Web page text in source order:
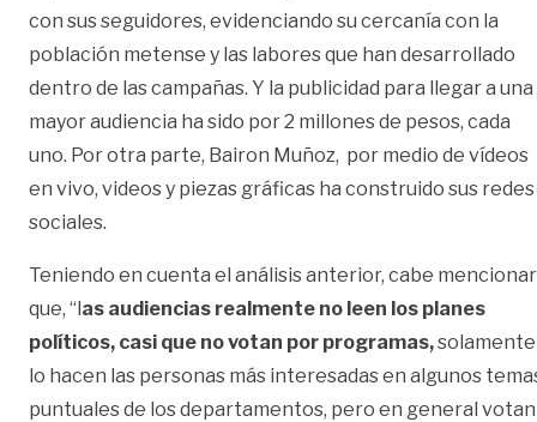
con sus seguidores, evidenciando su cercanía con la
población metense y las labores que han desarrollado
dentro de las campañas. Y la publicidad para llegar a una
mayor audiencia ha sido por 2 millones de pesos, cada
uno. Por otra parte, Bairon Muñoz, por medio de vídeos
en vivo, videos y piezas gráficas ha construido sus redes
sociales.
Teniendo en cuenta el análisis anterior, cabe mencionar
que, “las audiencias realmente no leen los planes
políticos, casi que no votan por programas,solamente
lo hacen las personas más interesadas en algunos
puntuales de los departamentos, pero en general votan